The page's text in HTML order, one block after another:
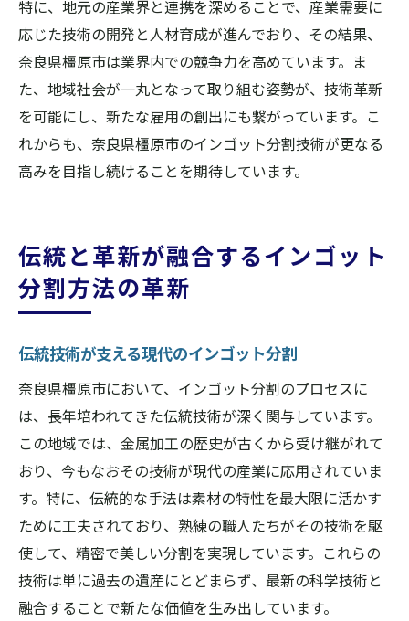
特に、地元の産業界と連携を深めることで、産業需要に
応じた技術の開発と人材育成が進んでおり、その結果、
奈良県橿原市は業界内での競争力を高めています。ま
た、地域社会が一丸となって取り組む姿勢が、技術革新
を可能にし、新たな雇用の創出にも繋がっています。こ
れからも、奈良県橿原市のインゴット分割技術が更なる
高みを目指し続けることを期待しています。
伝統と革新が融合するインゴット
分割方法の革新
伝統技術が支える現代のインゴット分割
奈良県橿原市において、インゴット分割のプロセスに
は、長年培われてきた伝統技術が深く関与しています。
この地域では、金属加工の歴史が古くから受け継がれて
おり、今もなおその技術が現代の産業に応用されていま
す。特に、伝統的な手法は素材の特性を最大限に活かす
ために工夫されており、熟練の職人たちがその技術を駆
使して、精密で美しい分割を実現しています。これらの
技術は単に過去の遺産にとどまらず、最新の科学技術と
融合することで新たな価値を生み出しています。